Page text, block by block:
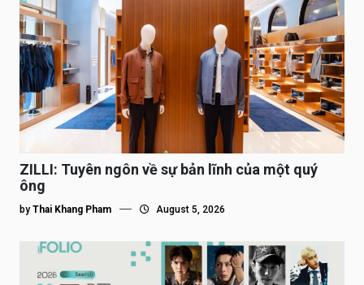
ZILLI: Tuyên ngôn về sự bản lĩnh của một quý
ông
by Thai Khang Pham August 5, 2026